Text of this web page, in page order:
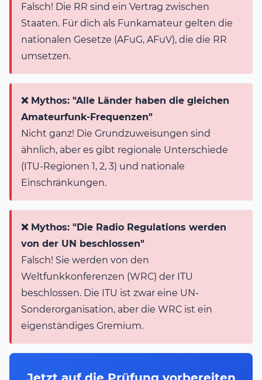
Falsch! Die RR sind ein Vertrag zwischen
Staaten. Für dich als Funkamateur gelten die
nationalen Gesetze (AFuG, AFuV), die die RR
umsetzen.
❌ Mythos: "Alle Länder haben die gleichen
Amateurfunk-Frequenzen"
Nicht ganz! Die Grundzuweisungen sind
ähnlich, aber es gibt regionale Unterschiede
(ITU-Regionen 1, 2, 3) und nationale
Einschränkungen.
❌ Mythos: "Die Radio Regulations werden
von der UN beschlossen"
Falsch! Sie werden von den
Weltfunkkonferenzen (WRC) der ITU
beschlossen. Die ITU ist zwar eine UN-
Sonderorganisation, aber die WRC ist ein
eigenständiges Gremium.